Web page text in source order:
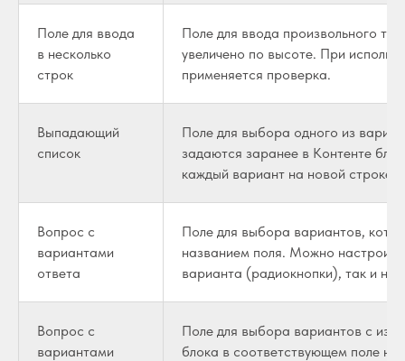
Поле для ввода
в несколько
строк
Поле для ввода произвольного
увеличено по высоте. При
применяется проверка.
Выпадающий
список
Поле для выбора одного из
задаются заранее в Контенте
каждый вариант на новой строке
Вопрос с
вариантами
ответа
Поле для выбора вариантов,
названием поля. Можно
варианта (радиокнопки), так и
Вопрос с
вариантами
Поле для выбора вариантов с
блока в соответствующем поле